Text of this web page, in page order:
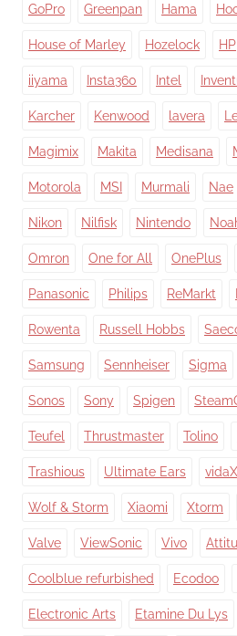
GoPro Greenpan Hama
House of Marley Hozelock HP
iiyama Insta360 Intel
Karcher Kenwood lavera
Magimix Makita Medisana
Motorola MSI Murmali Nae
Nikon Nilfisk Nintendo
Omron One for All OnePlus
Panasonic Philips ReMarkt
Rowenta Russell Hobbs
Samsung Sennheiser Sigma
Sonos Sony Spigen
Teufel Thrustmaster Tolino
Trashious Ultimate Ears vidaXL
Wolf & Storm Xiaomi Xtorm
Valve ViewSonic Vivo
Coolblue refurbished Ecodoo
Electronic Arts Etamine Du Lys